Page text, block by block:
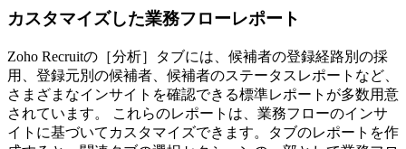
カスタマイズした業務フローレポート
Zoho Recruitの［分析］タブには、候補者の登録経路別の採
用、登録元別の候補者、候補者のステータスレポートなど、
さまざまなインサイトを確認できる標準レポートが多数用意
されています。
これらのレポートは、業務フローのインサ
イトに基づいてカスタマイズできます。タブのレポートを作